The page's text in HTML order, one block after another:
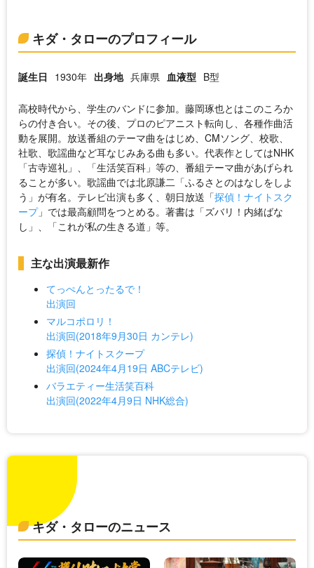
キダ・タローのプロフィール
誕生日 1930年 出身地 兵庫県 血液型 B型
高校時代から、学生のバンドに参加。藤岡琢也とはこのころか
らの付き合い。その後、プロのピアニスト転向し、各種作曲活
動を展開。放送番組のテーマ曲をはじめ、CMソング、校歌、
社歌、歌謡曲など耳なじみある曲も多い。代表作としてはNHK
「古寺巡礼」、「生活笑百科」等の、番組テーマ曲があげられ
ることが多い。歌謡曲では北原謙二「ふるさとのはなしをしよ
う」が有名。テレビ出演も多く、朝日放送「探偵！ナイトスク
ープ」では最高顧問をつとめる。著書は「ズバリ！内緒ばな
し」、「これが私の生きる道」等。
主な出演最新作
てっぺんとったるで！
出演回
マルコポロリ！
出演回(2018年9月30日 カンテレ)
探偵！ナイトスクープ
出演回(2024年4月19日 ABCテレビ)
バラエティー生活笑百科
出演回(2022年4月9日 NHK総合)
キダ・タローのニュース